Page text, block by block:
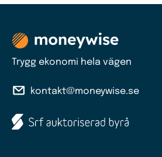
Trygg ekonomi hela vägen
kontakt@moneywise.se